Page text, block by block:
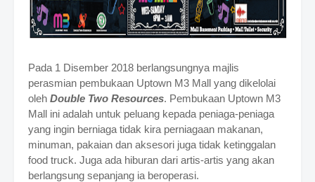
Pada 1 Disember 2018 berlangsungnya majlis
perasmian pembukaan Uptown M3 Mall yang dikelolai
oleh Double Two Resources. Pembukaan Uptown M3
Mall ini adalah untuk peluang kepada peniaga-peniaga
yang ingin berniaga tidak kira perniagaan makanan,
minuman, pakaian dan aksesori juga tidak ketinggalan
food truck. Juga ada hiburan dari artis-artis yang akan
berlangsung sepanjang ia beroperasi.